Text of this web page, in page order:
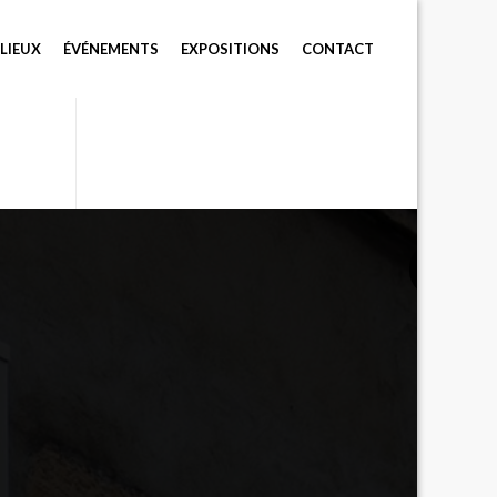
LIEUX ÉVÉNEMENTS EXPOSITIONS CONTACT